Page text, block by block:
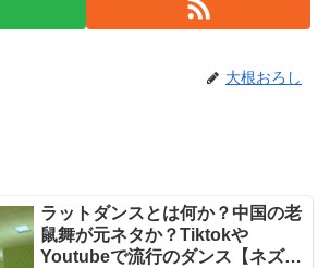
大根おろし
ラットダンスとは何か？中国の老
鼠舞が元ネタか？Tiktokや
Youtubeで流行のダンス【ネズミ